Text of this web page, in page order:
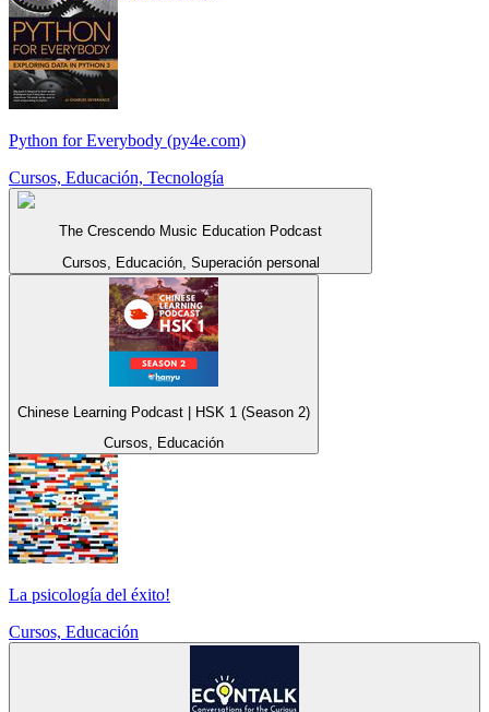
Python for Everybody (py4e.com)
Cursos, Educación, Tecnología
The Crescendo Music Education Podcast
Cursos, Educación, Superación personal
Chinese Learning Podcast | HSK 1 (Season 2)
Cursos, Educación
La psicología del éxito!
Cursos, Educación